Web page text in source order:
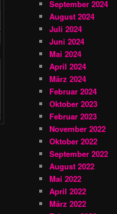
September 2024
August 2024
Juli 2024
Juni 2024
Mai 2024
April 2024
März 2024
Februar 2024
Oktober 2023
Februar 2023
November 2022
Oktober 2022
September 2022
August 2022
Mai 2022
April 2022
März 2022